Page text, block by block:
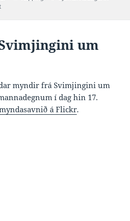
on Video frá Svimjingini um Vánna 2013
um
myndir frá Svimjingini um
í dag hin 17.
á Flickr.